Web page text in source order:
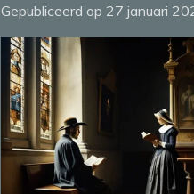
Gepubliceerd op 27 januari